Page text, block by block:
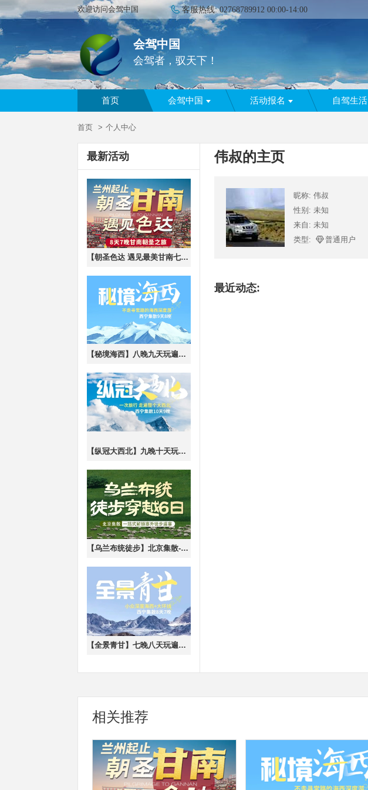
欢迎访问会驾中国 客服热线:02768789912 00:00-14:00
会驾中国
会驾者，驭天下！
首页 会驾中国 活动报名 自驾生活
首页 个人中心
最新活动
【朝圣色达 遇见最美甘南七晚八日游】晨曦日落+星空，草原、湿地、寺庙、神山，】2-8人vip小团，集甘南之精华景点
【秘境海西】八晚九天玩遍海西，黑独山，青海湖，天峻石林，哈拉湖，察尔汗盐湖，翡翠湖，艾肯泉，可可西里
【纵冠大西北】九晚十天玩遍海西+青甘大环线，黑独山，青海湖，茶卡盐湖，大柴旦翡翠湖，翡翠湖，艾肯泉，莫高窟，七彩丹霞
【乌兰布统徒步】北京集散-休闲徒步6日
【全景青甘】七晚八天玩遍海西+青甘大环线，黑独山，青海湖，茶卡盐湖，大柴旦翡翠湖，翡翠湖，艾肯泉，莫高窟，七彩丹霞
伟叔的主页
昵称: 伟叔
性别: 未知
来自: 未知
类型:
普通用户
最近动态:
相关推荐